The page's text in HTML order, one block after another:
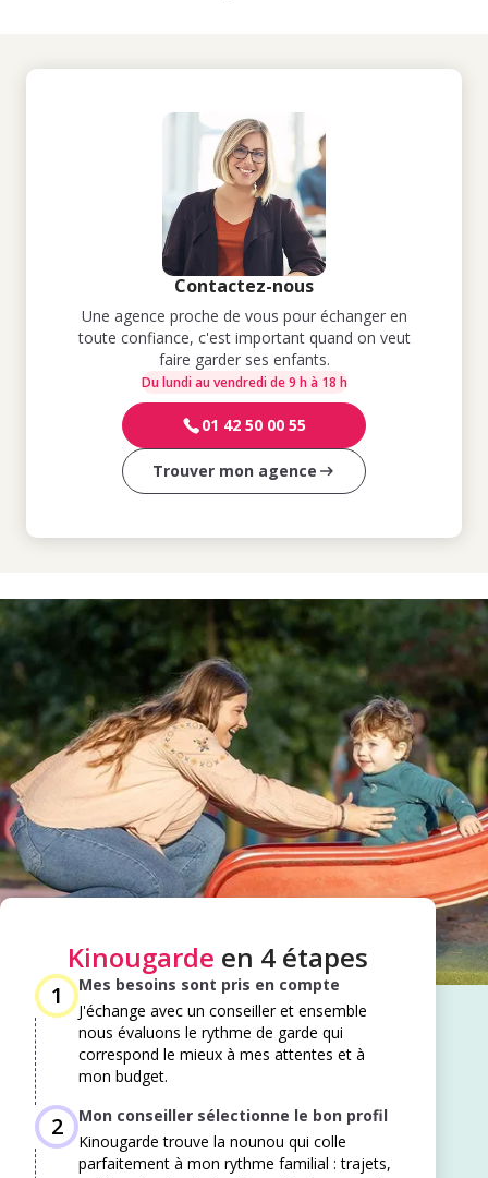
Contactez-nous
Une agence proche de vous pour échanger en
toute confiance, c'est important quand on veut
faire garder ses enfants.
Du lundi au vendredi de 9 h à 18 h
01 42 50 00 55
Trouver mon agence
Kinougarde en 4 étapes
1
Mes besoins sont pris en compte
J'échange avec un conseiller et ensemble
nous évaluons le rythme de garde qui
correspond le mieux à mes attentes et à
mon budget. ​
2
Mon conseiller sélectionne le bon profil
Kinougarde trouve la nounou qui colle
parfaitement à mon rythme familial : trajets,